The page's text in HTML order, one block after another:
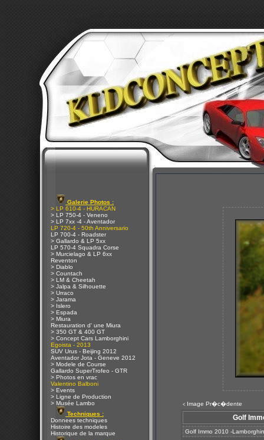
Galerie Photos :
> LP 610-4 - HURACAN
> LP 750-4 - Veneno
> LP 7xx -4 - Aventador
LP 720-4 - 50th Anniversario
LP 700-4 - Roadster
> Gallardo & LP 5xx
LP 570-4 Squadra Corse
> Murcielago & LP 6xx
Reventon
> Diablo
> Countach
> LM & Cheetah
> Jalpa & Silhouette
> Urraco
> Jarama
> Islero
> Espada
> Miura
Restauration d' une Miura
> 350 GT & 400 GT
> Concept Cars Lamborghini
Egoista - 2013
SUV Urus - Beijing 2012
Aventador Jota - Geneve 2012
> Modele de Course
Gallardo SuperTrofeo - GTR
> Photos en vrac
Valentino Balboni
> Events
> Ligne de Production
> Musée Lambo
Techniques :
Donnees techniques
Histoire des modeles
Historique de la marque
< Image Pr�c�dente
Golf
Golf Immo 2010 -